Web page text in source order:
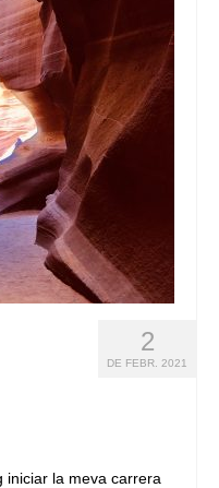
2
DE FEBR. 2021
iniciar la meva carrera